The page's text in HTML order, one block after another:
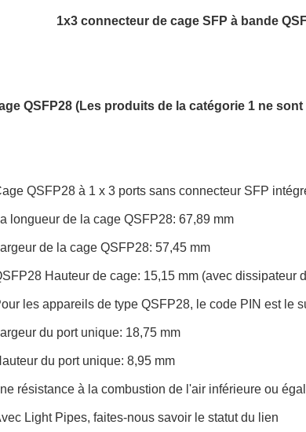
1x3 connecteur de cage SFP à bande
QSFP28 (Les produits de la catégorie 1 ne
QSFP28 à 1 x 3 ports sans connecteur SFP
longueur de la cage QSFP28: 67,89 mm
de la cage QSFP28: 57,45 mm
Hauteur de cage: 15,15 mm (avec dissipateur
les appareils de type QSFP28, le code PIN est le
du port unique: 18,75 mm
du port unique: 8,95 mm
résistance à la combustion de l'air inférieure ou
Light Pipes, faites-nous savoir le statut du lien